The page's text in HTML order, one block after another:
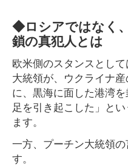
◆ロシアではなく
鎖の真犯人とは
欧米側のスタンスとし
大統領が、ウクライナ
に、黒海に面した港湾
足を引き起こした」と
ます。
一方、プーチン大統領
す。